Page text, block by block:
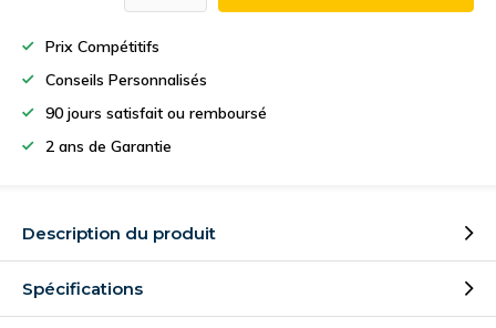
Prix Compétitifs
Conseils Personnalisés
90 jours satisfait ou remboursé
2 ans de Garantie
Description du produit
Spécifications